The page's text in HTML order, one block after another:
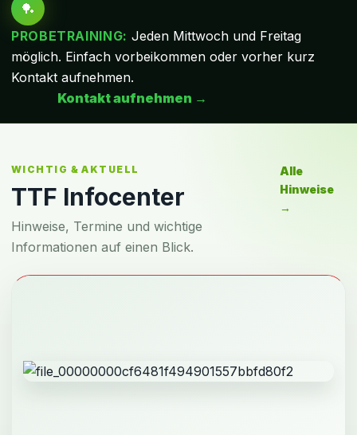
🏓
PROBETRAINING: Jeden Mittwoch und Freitag
möglich. Einfach vorbeikommen oder vorher kurz
Kontakt aufnehmen.
Kontakt aufnehmen →
WICHTIG & AKTUELL
TTF Infocenter
Hinweise, Termine und wichtige
Informationen auf einen Blick.
Alle
Hinweise
→